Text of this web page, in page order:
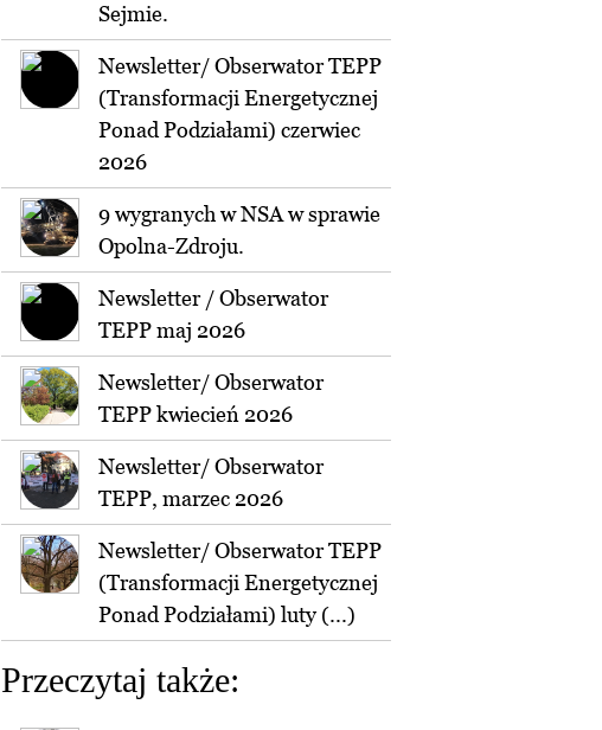
Sejmie.
Newsletter/ Obserwator TEPP
(Transformacji Energetycznej
Ponad Podziałami) czerwiec
2026
9 wygranych w NSA w sprawie
Opolna-Zdroju.
Newsletter / Obserwator
TEPP maj 2026
Newsletter/ Obserwator
TEPP kwiecień 2026
Newsletter/ Obserwator
TEPP, marzec 2026
Newsletter/ Obserwator TEPP
(Transformacji Energetycznej
Ponad Podziałami) luty (...)
Przeczytaj także: